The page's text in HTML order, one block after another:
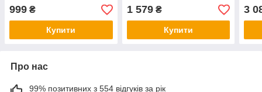
999 ₴
Купити
1 579₴
Купити
3
Про нас
99% позитивних з 554 відгуків за рік